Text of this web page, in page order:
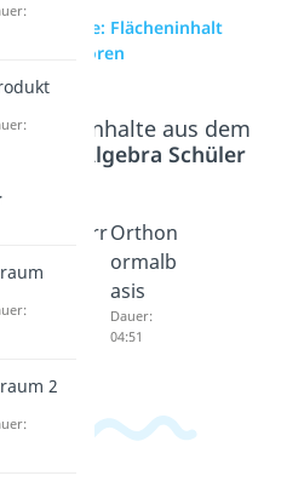
Videoseite: Flächeninhalt
Vektoren
Inhalte aus dem
Algebra Schüler
VektorrOrthon
ormalb
asis
Dauer:
04:51
2